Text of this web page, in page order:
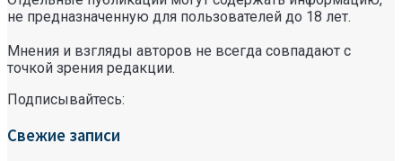
не предназначенную для пользователей до 18 лет.
Мнения и взгляды авторов не всегда совпадают с
точкой зрения редакции.
Подписывайтесь:
Свежие записи